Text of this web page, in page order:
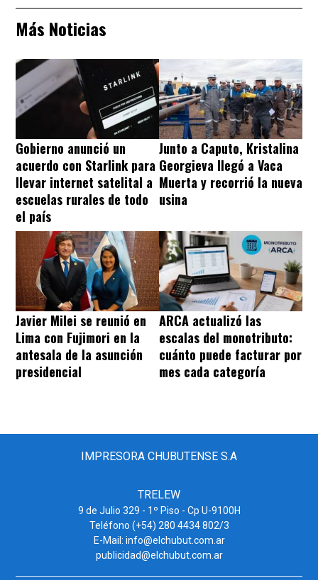
Más Noticias
Gobierno anunció un
acuerdo con Starlink para
llevar internet satelital a
escuelas rurales de todo
el país
Junto a Caputo, Kristalina
Georgieva llegó a Vaca
Muerta y recorrió la nueva
usina
Javier Milei se reunió en
Lima con Fujimori en la
antesala de la asunción
presidencial
ARCA actualizó las
escalas del monotributo:
cuánto puede facturar por
mes cada categoría
IMPRESORA CHUBUTENSE S.A
TRELEW
9 de Julio 329 - 1º Piso - Cp U-9100H
Teléfono (+54) 280 4434 802/3
E-Mail: info@elchubut.com.ar
publicidad@elchubut.com.ar